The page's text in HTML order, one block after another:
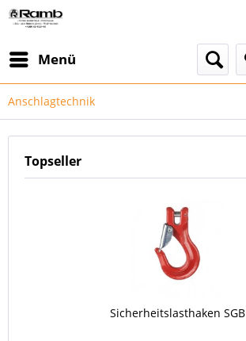
Menü
Anschlagtechnik
Topseller
Sicherheitslasthaken SGB